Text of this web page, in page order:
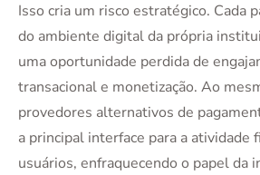
Isso cria um risco estratégico. Cada
do ambiente digital da própria
uma oportunidade perdida de
transacional e monetização. Ao
provedores alternativos de
a principal interface para a atividade
usuários, enfraquecendo o papel da